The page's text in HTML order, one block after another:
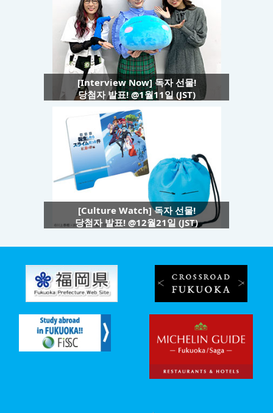
[Interview Now] 독자 선물!
당첨자 발표! @1월11일 (JST)
[Culture Watch] 독자 선물!
당첨자 발표! @12월21일 (JST)